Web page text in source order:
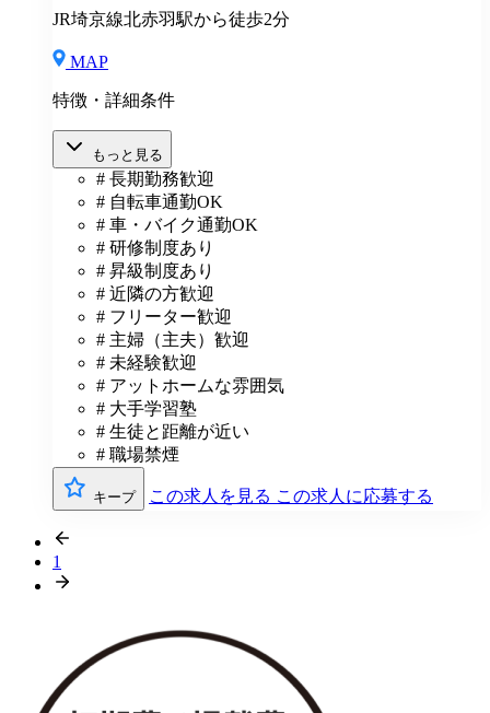
度 ◆再雇用制度 ◆産前産後休暇 ◆育児・介護休業制
◆保養施設利用可 など
JR埼京線北赤羽駅から徒歩2分
MAP
特徴・詳細条件
もっと見る
# 長期勤務歓迎
# 自転車通勤OK
# 車・バイク通勤OK
# 研修制度あり
# 昇級制度あり
# 近隣の方歓迎
# フリーター歓迎
# 主婦（主夫）歓迎
# 未経験歓迎
# アットホームな雰囲気
# 大手学習塾
# 生徒と距離が近い
# 職場禁煙
キープ この求人を見る この求人に応募する
1